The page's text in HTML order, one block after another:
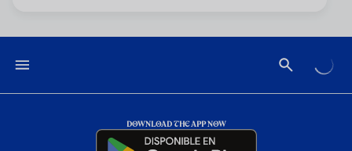
DOWNLOAD THE APP NOW